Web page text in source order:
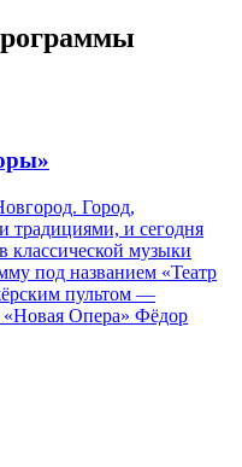
Город,
традициями, и сегодня
классической музыки
под названием «Театр
пультом —
«Новая Опера» Фёдор